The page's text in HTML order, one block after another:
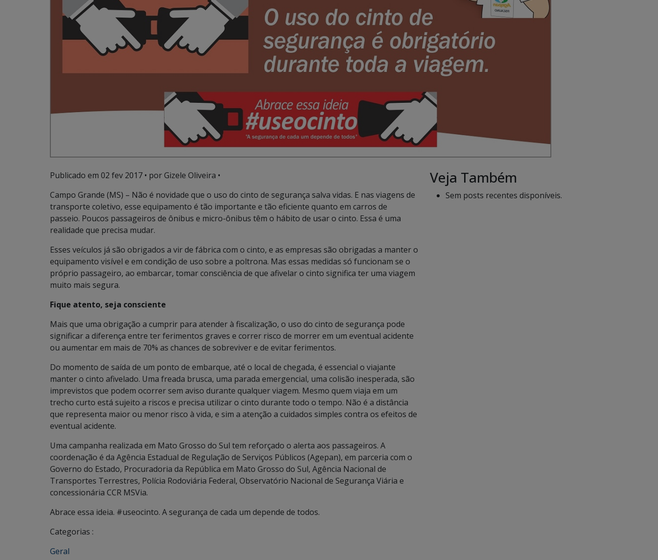
Publicado em 02 fev 2017 • por Gizele Oliveira •
Campo Grande (MS) – Não é novidade que o uso do cinto de segurança salva vidas. E nas viagens de
transporte coletivo, esse equipamento é tão importante e tão eficiente quanto em carros de
passeio. Poucos passageiros de ônibus e micro-ônibus têm o hábito de usar o cinto. Essa é uma
realidade que precisa mudar.
Esses veículos já são obrigados a vir de fábrica com o cinto, e as empresas são obrigadas a manter o
equipamento visível e em condição de uso sobre a poltrona. Mas essas medidas só funcionam se o
próprio passageiro, ao embarcar, tomar consciência de que afivelar o cinto significa ter uma viagem
muito mais segura.
Fique atento, seja consciente
Mais que uma obrigação a cumprir para atender à fiscalização, o uso do cinto de segurança pode
significar a diferença entre ter ferimentos graves e correr risco de morrer em um eventual acidente
ou aumentar em mais de 70% as chances de sobreviver e de evitar ferimentos.
Do momento de saída de um ponto de embarque, até o local de chegada, é essencial o viajante
manter o cinto afivelado. Uma freada brusca, uma parada emergencial, uma colisão inesperada, são
imprevistos que podem ocorrer sem aviso durante qualquer viagem. Mesmo quem viaja em um
trecho curto está sujeito a riscos e precisa utilizar o cinto durante todo o tempo. Não é a distância
que representa maior ou menor risco à vida, e sim a atenção a cuidados simples contra os efeitos de
eventual acidente.
Uma campanha realizada em Mato Grosso do Sul tem reforçado o alerta aos passageiros. A
coordenação é da Agência Estadual de Regulação de Serviços Públicos (Agepan), em parceria com o
Governo do Estado, Procuradoria da República em Mato Grosso do Sul, Agência Nacional de
Transportes Terrestres, Polícia Rodoviária Federal, Observatório Nacional de Segurança Viária e
concessionária CCR MSVia.
Abrace essa ideia. #useocinto. A segurança de cada um depende de todos.
Categorias :
Geral
Veja Também
Sem posts recentes disponíveis.